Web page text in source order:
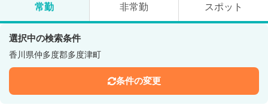
常勤 非常勤 スポット
選択中の検索条件
香川県仲多度郡多度津町
条件の変更